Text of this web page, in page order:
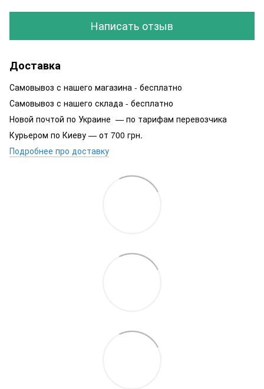
Написать отзыв
Доставка
Самовывоз с нашего магазина - бесплатно
Самовывоз с нашего склада - бесплатно
Новой почтой по Украине — по тарифам перевозчика
Курьером по Киеву — от 700 грн.
Подробнее про доставку